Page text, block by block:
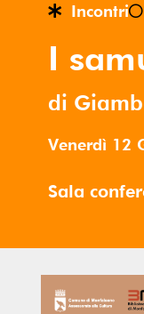
Incontri
I
di
Venerdì 12
Sala